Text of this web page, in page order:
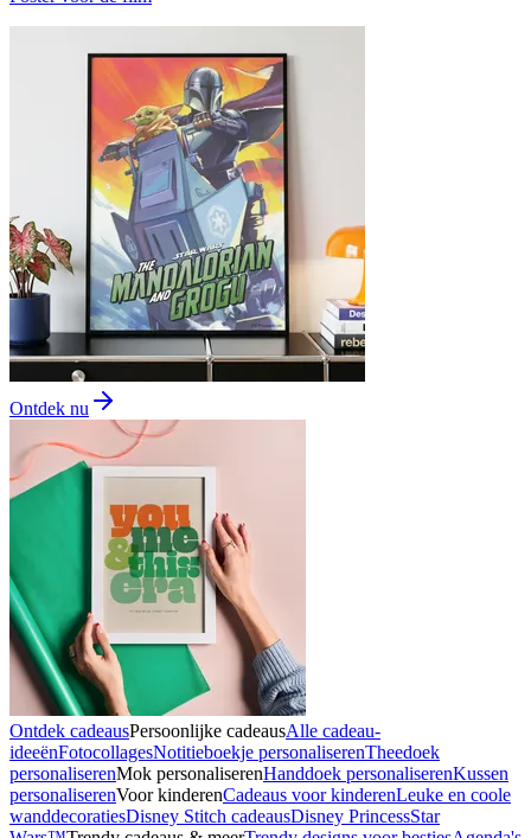
Ontdek nu
Ontdek cadeausPersoonlijke cadeausAlle cadeau-
ideeënFotocollagesNotitieboekje personaliserenTheedoek
personaliserenMok personaliserenHanddoek personaliserenKussen
personaliserenVoor kinderenCadeaus voor kinderenLeuke en coole
wanddecoratiesDisney Stitch cadeausDisney PrincessStar